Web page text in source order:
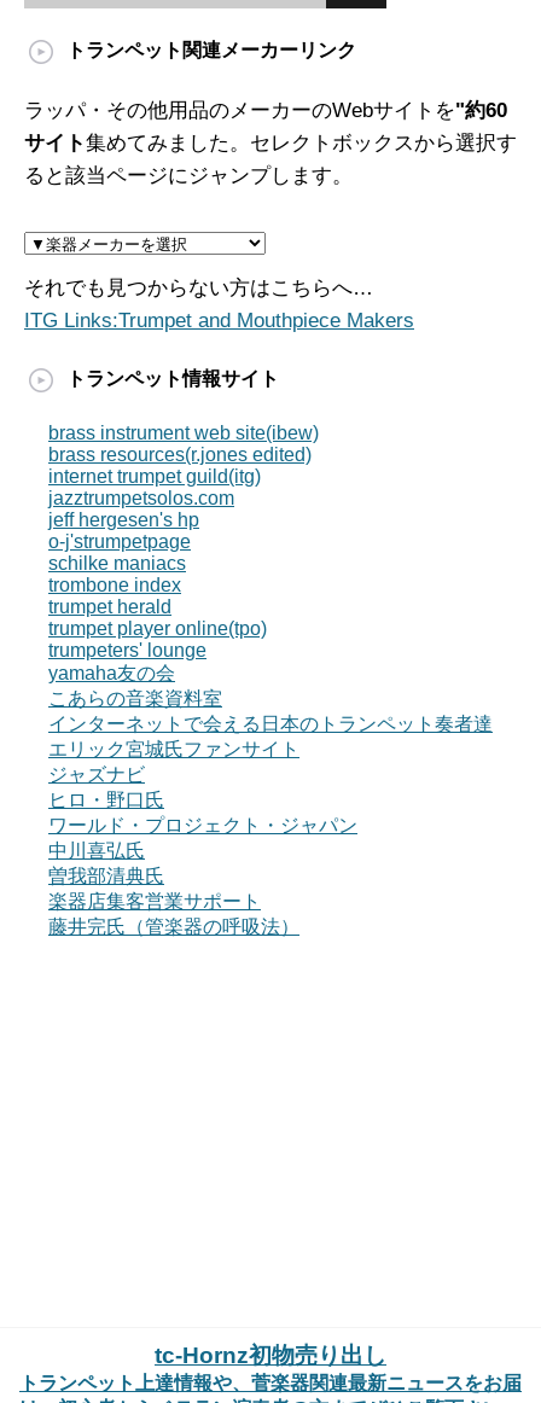
トランペット関連メーカーリンク
ラッパ・その他用品のメーカーのWebサイトを"約60
サイト集めてみました。セレクトボックスから選択す
ると該当ページにジャンプします。
それでも見つからない方はこちらへ…
ITG Links:Trumpet and Mouthpiece Makers
トランペット情報サイト
brass instrument web site(ibew)
brass resources(r.jones edited)
internet trumpet guild(itg)
jazztrumpetsolos.com
jeff hergesen's hp
o-j'strumpetpage
schilke maniacs
trombone index
trumpet herald
trumpet player online(tpo)
trumpeters' lounge
yamaha友の会
こあらの音楽資料室
インターネットで会える日本のトランペット奏者達
エリック宮城氏ファンサイト
ジャズナビ
ヒロ・野口氏
ワールド・プロジェクト・ジャパン
中川喜弘氏
曽我部清典氏
楽器店集客営業サポート
藤井完氏（管楽器の呼吸法）
tc-Hornz初物売り出し
トランペット上達情報や、菅楽器関連最新ニュースをお届